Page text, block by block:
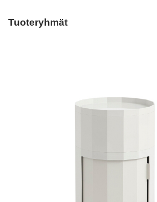
Tuoteryhmät